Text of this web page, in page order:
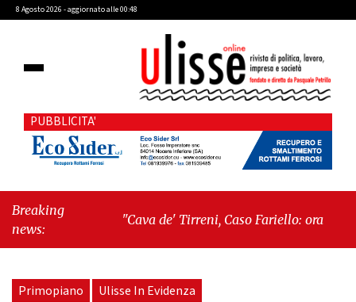
8 Agosto 2026 - aggiornato alle 00:48
PUBBLICITA'
Breaking
news:
"Cava de' Tirreni, Caso Fariello: ora torniamo
Primopiano Ulisse In Evidenza